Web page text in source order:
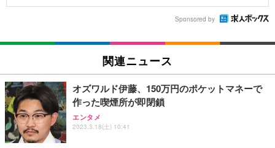
Sponsored by
関連ニュース
オズワルド伊藤、150万円のポケットマネーで
作った喫煙所が即閉鎖
エンタメ
2023.3.18(土) 10:41